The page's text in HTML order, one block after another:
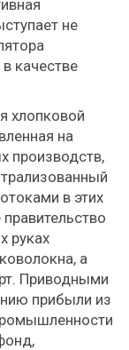
не
качестве
хлопковой
на
производств,
в этих
руках
а
Приводными
прибыли из